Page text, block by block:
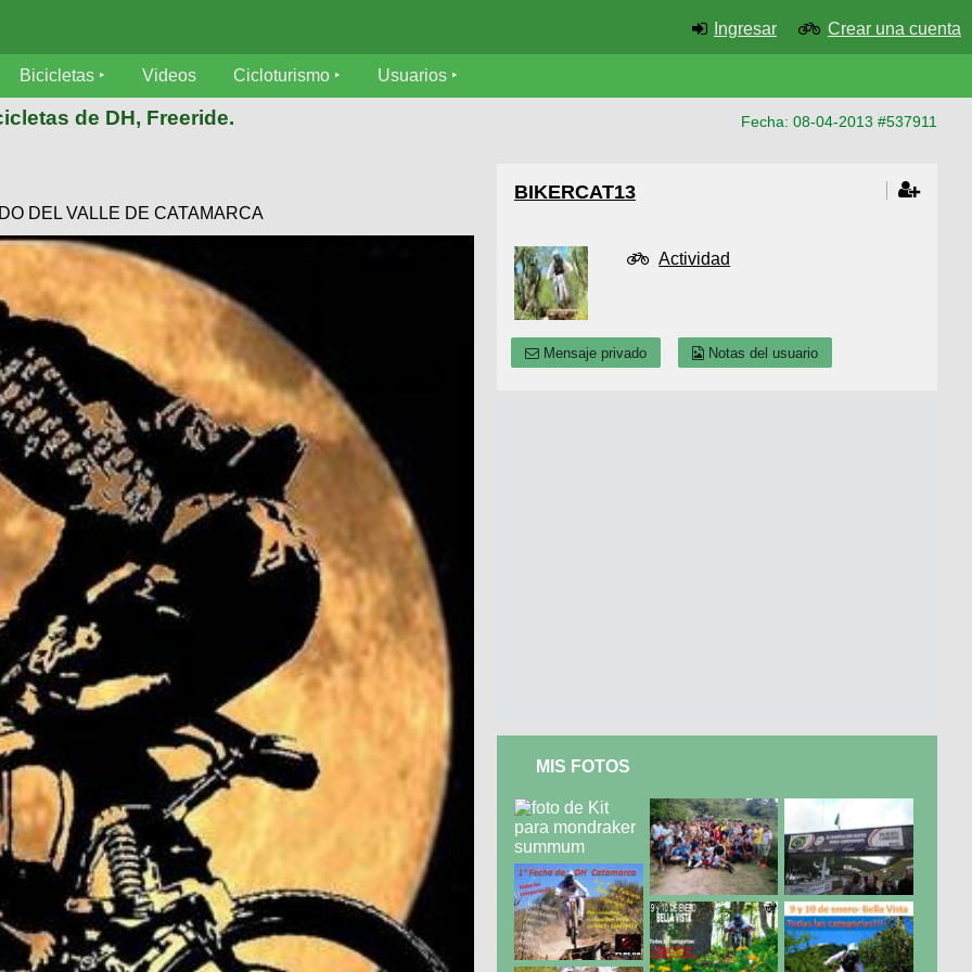
Ingresar Crear una cuenta
Bicicletas Videos Cicloturismo Usuarios
de DH, Freeride. Fecha: 08-04-2013 #537911
DEL VALLE DE CATAMARCA
BIKERCAT13
Actividad
Mensaje privado Notas del usuario
MIS FOTOS